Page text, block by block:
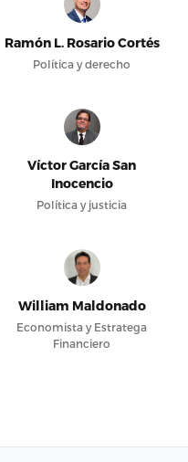
Ramón L. Rosario Cortés
Política y derecho
Víctor García San
Inocencio
Política y justicia
William Maldonado
Economista y Estratega
Financiero